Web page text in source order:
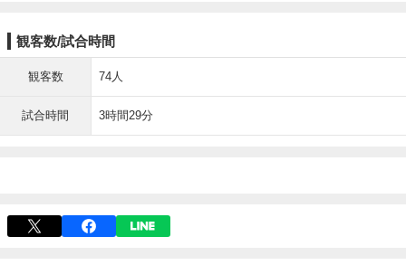
観客数/試合時間
観客数 74人
試合時間 3時間29分